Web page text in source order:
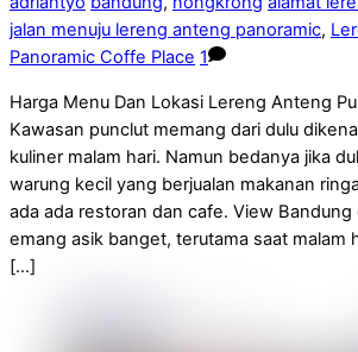
jalan menuju lereng anteng panoramic,
Panoramic Coffe Place 1
Harga Menu Dan Lokasi Lereng Anteng
Kawasan punclut memang dari dulu
kuliner malam hari. Namun bedanya jika
warung kecil yang berjualan makanan
ada ada restoran dan cafe. View Bandung
emang asik banget, terutama saat malam
[…]